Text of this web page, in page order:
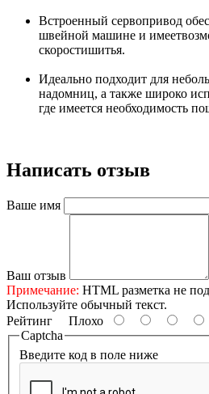
Встроенный сервопривод
швейной машине и
скоростишитья.
Идеально подходит для
надомниц, а также широко
где имеется необходимость
Написать отзыв
Ваше имя
Ваш отзыв
Примечание: HTML разметка не
Используйте обычный текст.
Рейтинг Плохо
Captcha
Введите код в поле ниже